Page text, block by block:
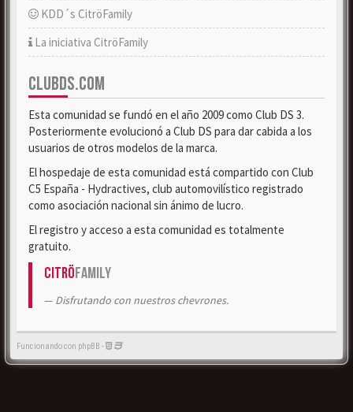
KDD´s CitröFamily
La iniciativa CitröFamily
CLUBDS.COM
Esta comunidad se fundó en el año 2009 como Club DS 3.
Posteriormente evolucionó a Club DS para dar cabida a los
usuarios de otros modelos de la marca.
El hospedaje de esta comunidad está compartido con Club
C5 España - Hydractives, club automovilístico registrado
como asociación nacional sin ánimo de lucro.
El registro y acceso a esta comunidad es totalmente
gratuito.
CitröFamily
Disfrutando con nuestros chevrones.
Funcionando con phpBB -